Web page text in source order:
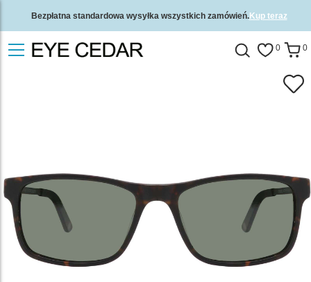
Bezpłatna standardowa wysyłka wszystkich zamówień.Kup teraz
2-letnia gwarancja jakości i 30-dniowa gwarancja zwrotu pieniędzy.
0 0